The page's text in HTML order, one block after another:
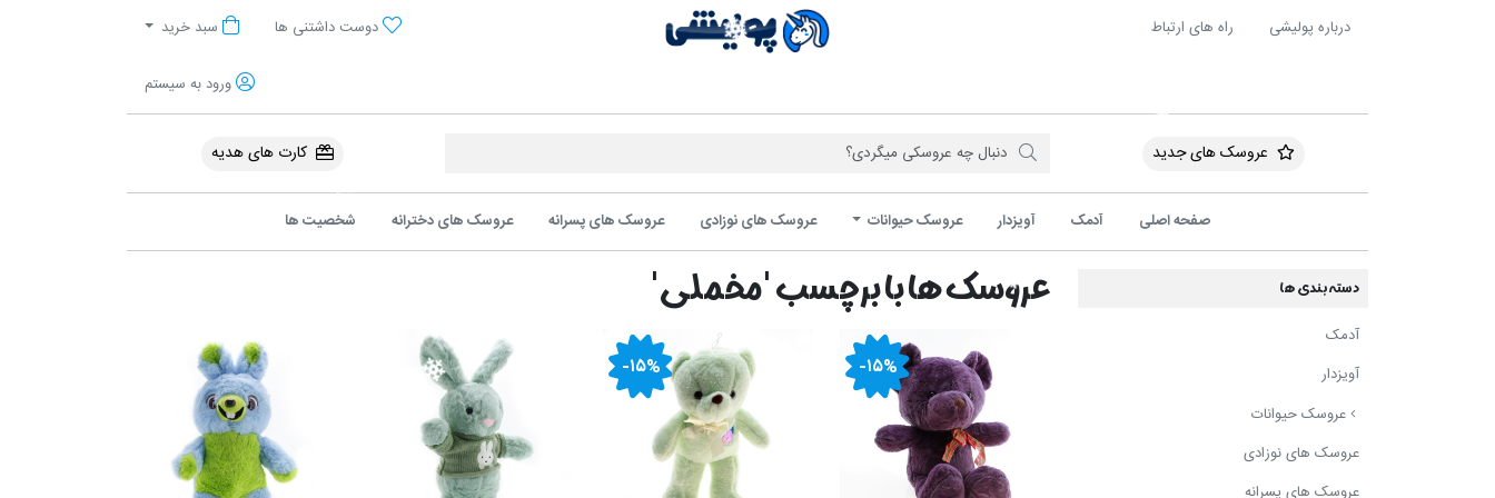
درباره پولیشی راه های ارتباط دوست داشتنی ها سبد خرید
ورود به سیستم
عروسک های جدید کارت های هدیه
صفحه اصلی آدمک آویزدار عروسک حیوانات عروسک های نوزادی عروسک های پسرانه عروسک های دخترانه شخصیت ها
دسته بندی ها
آدمک
آویزدار
عروسک حیوانات
عروسک های نوزادی
عروسک های پسرانه
عروسک ها با برچسب 'مخملی'
-۱۵% -۱۵%